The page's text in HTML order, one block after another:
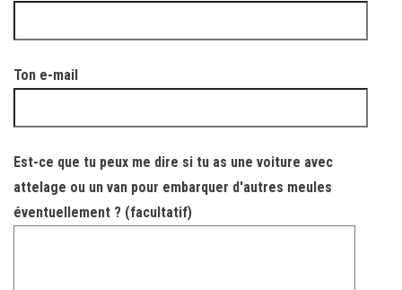
Ton e-mail
Est-ce que tu peux me dire si tu as une voiture avec
attelage ou un van pour embarquer d'autres meules
éventuellement ? (facultatif)